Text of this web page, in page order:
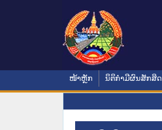
ໜ້າຫຼັກ ນິຕິກໍາມີຜົນສັກສິດ